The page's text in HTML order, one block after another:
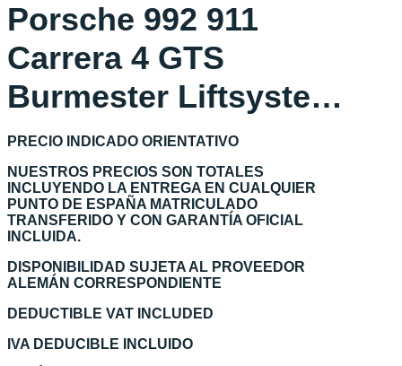
Porsche 992 911
Carrera 4 GTS
Burmester Liftsyste…
PRECIO INDICADO ORIENTATIVO
NUESTROS PRECIOS SON TOTALES
INCLUYENDO LA ENTREGA EN CUALQUIER
PUNTO DE ESPAÑA MATRICULADO
TRANSFERIDO Y CON GARANTÍA OFICIAL
INCLUIDA.
DISPONIBILIDAD SUJETA AL PROVEEDOR
ALEMÁN CORRESPONDIENTE
DEDUCTIBLE VAT INCLUDED
IVA DEDUCIBLE INCLUIDO